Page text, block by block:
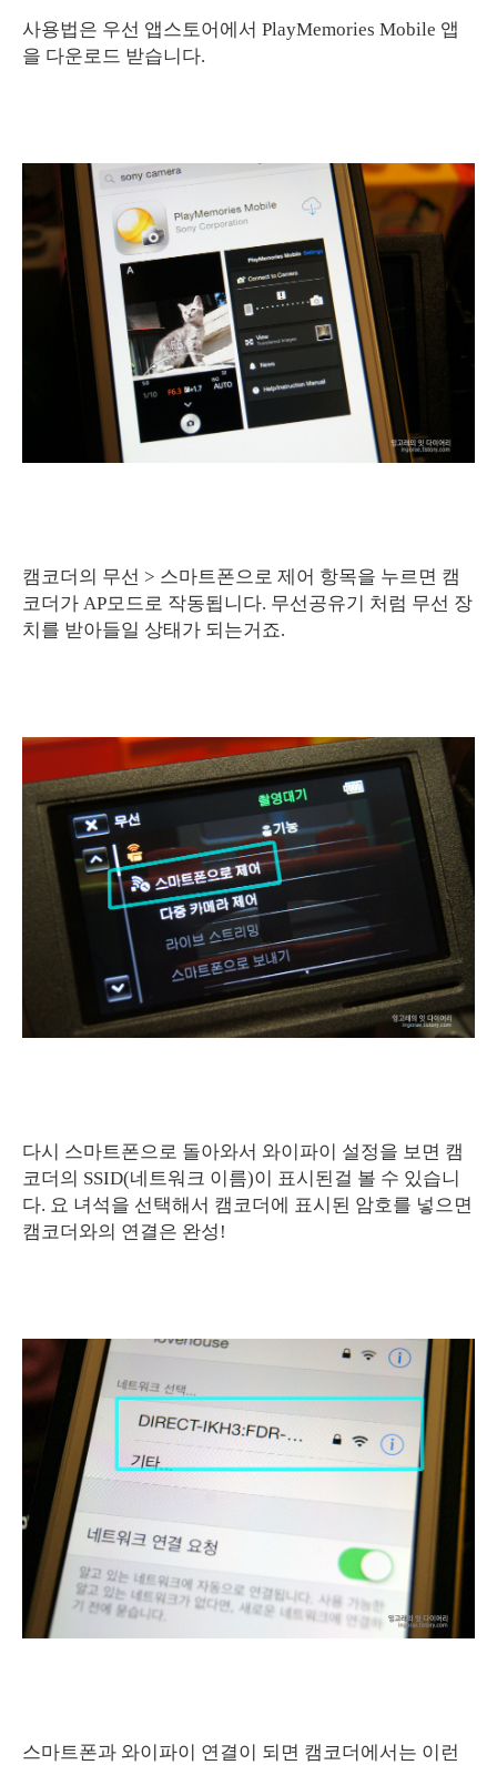
사용법은 우선 앱스토어에서 PlayMemories Mobile 앱
을 다운로드 받습니다.
캠코더의 무선 > 스마트폰으로 제어 항목을 누르면 캠
코더가 AP모드로 작동됩니다. 무선공유기 처럼 무선 장
치를 받아들일 상태가 되는거죠.
다시 스마트폰으로 돌아와서 와이파이 설정을 보면 캠
코더의 SSID(네트워크 이름)이 표시된걸 볼 수 있습니
다. 요 녀석을 선택해서 캠코더에 표시된 암호를 넣으면
캠코더와의 연결은 완성!
스마트폰과 와이파이 연결이 되면 캠코더에서는 이런